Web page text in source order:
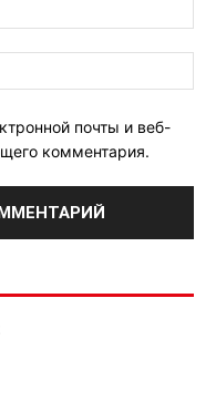
почты и веб-
комментария.